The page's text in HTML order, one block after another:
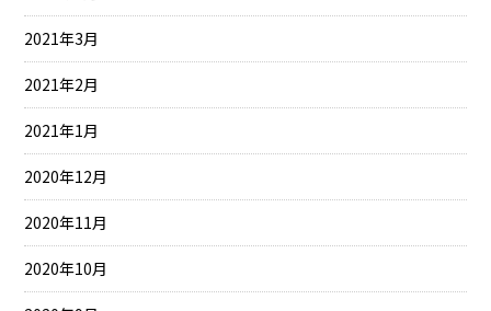
2021年3月
2021年2月
2021年1月
2020年12月
2020年11月
2020年10月